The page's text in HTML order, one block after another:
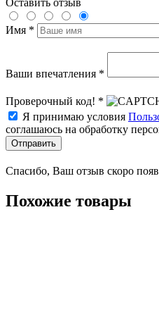
Оставить отзыв
Имя *
Ваши впечатления *
Проверочный код! *
Я принимаю условия
соглашаюсь на обработку
Отправить
Спасибо, Ваш отзыв скоро
Похожие товары